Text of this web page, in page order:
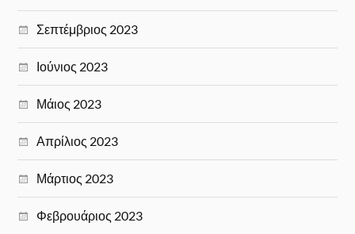
Σεπτέμβριος 2023
Ιούνιος 2023
Μάιος 2023
Απρίλιος 2023
Μάρτιος 2023
Φεβρουάριος 2023